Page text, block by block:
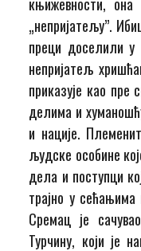
„непријатељу”.
преци доселили
непријатељ
приказује као пре
делима и
и нације.
људске особине
дела и поступци
трајно у
Сремац је
Турчину, који је